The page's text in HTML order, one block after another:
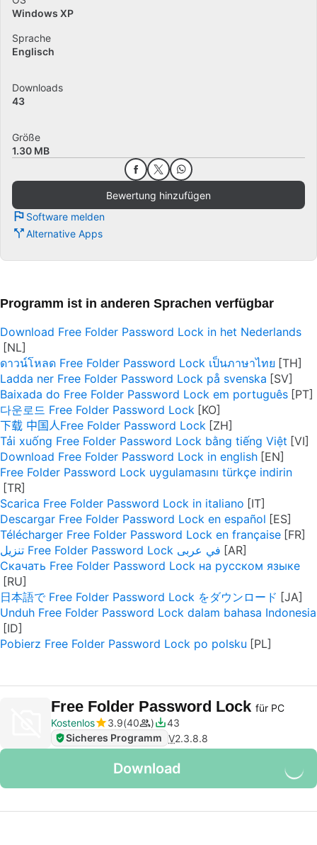
Windows XP
Sprache
Englisch
Downloads
43
Größe
1.30 MB
Bewertung hinzufügen
Software melden
Alternative Apps
Programm ist in anderen Sprachen verfügbar
Download Free Folder Password Lock in het Nederlands
ดาวน์โหลด Free Folder Password Lock เป็นภาษาไทย
Ladda ner Free Folder Password Lock på svenska
Baixada do Free Folder Password Lock em português
다운로드 Free Folder Password Lock
下载 中国人Free Folder Password Lock
Tải xuống Free Folder Password Lock bằng tiếng Việt
Download Free Folder Password Lock in english
Free Folder Password Lock uygulamasını türkçe indirin
Scarica Free Folder Password Lock in italiano
Descargar Free Folder Password Lock en español
Télécharger Free Folder Password Lock en française
تنزيل Free Folder Password Lock في عربى
Скачать Free Folder Password Lock на русском языке
日本語で Free Folder Password Lock をダウンロード
Unduh Free Folder Password Lock dalam bahasa Indonesia
Pobierz Free Folder Password Lock po polsku
Free Folder Password Lock für PC
Kostenlos
3.9 40
43
Sicheres Programm V2.3.8.8
Download